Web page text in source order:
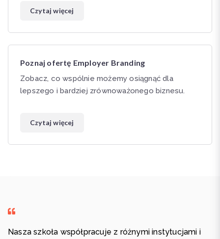
Czytaj więcej
Poznaj ofertę Employer Branding
Zobacz, co wspólnie możemy osiągnąć dla
lepszego i bardziej zrównoważonego biznesu.
Czytaj więcej
Nasza szkoła współpracuje z różnymi instytucjami i